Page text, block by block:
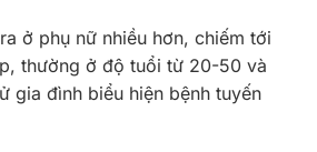
ở phụ nữ nhiều hơn, chiếm tới
thường ở độ tuổi từ 20-50 và
gia đình biểu hiện bệnh tuyến